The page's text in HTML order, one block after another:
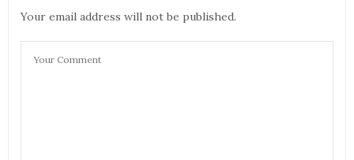
Your email address will not be published.